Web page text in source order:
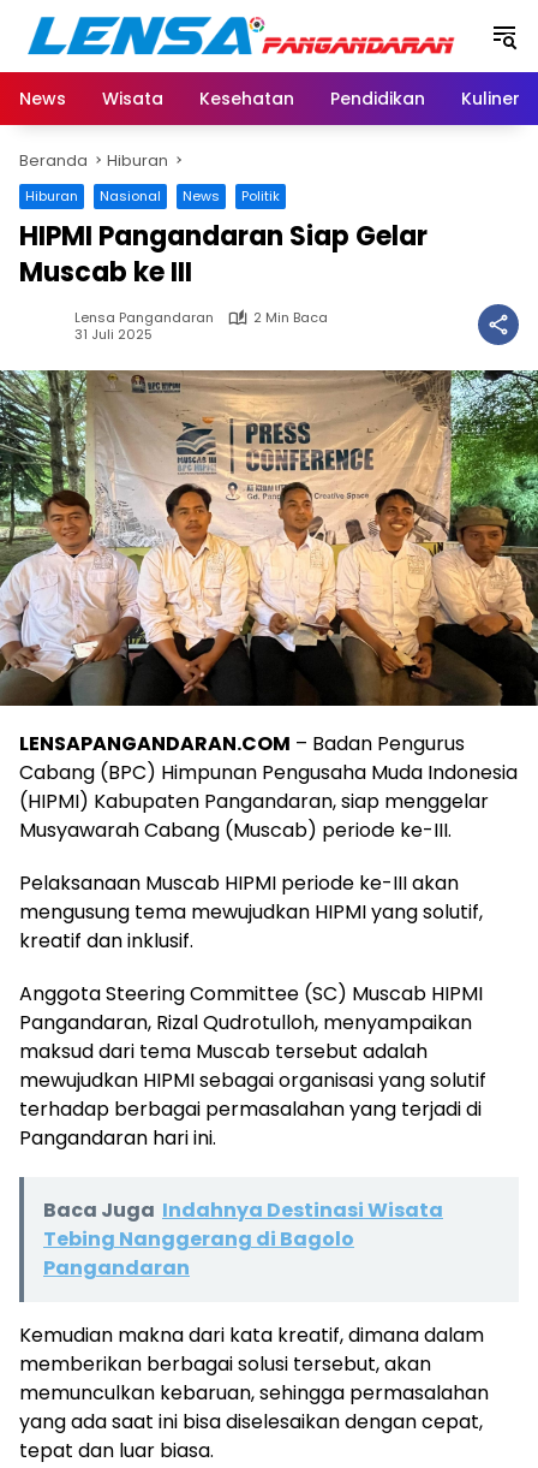
Langsung
konten
News
Wisata Kesehatan Pendidikan Kuliner
Beranda Hiburan
Hiburan Nasional News Politik
HIPMI Pangandaran Siap Gelar
Muscab ke III
Lensa Pangandaran
2 Min Baca
31 Juli 2025
LENSAPANGANDARAN.COM – Badan Pengurus
Cabang (BPC) Himpunan Pengusaha Muda Indonesia
(HIPMI) Kabupaten Pangandaran, siap menggelar
Musyawarah Cabang (Muscab) periode ke-III.
Pelaksanaan Muscab HIPMI periode ke-III akan
mengusung tema mewujudkan HIPMI yang solutif,
kreatif dan inklusif.
Anggota Steering Committee (SC) Muscab HIPMI
Pangandaran, Rizal Qudrotulloh, menyampaikan
maksud dari tema Muscab tersebut adalah
mewujudkan HIPMI sebagai organisasi yang solutif
terhadap berbagai permasalahan yang terjadi di
Pangandaran hari ini.
Baca Juga Indahnya Destinasi Wisata
Tebing Nanggerang di Bagolo
Pangandaran
Kemudian makna dari kata kreatif, dimana dalam
memberikan berbagai solusi tersebut, akan
memunculkan kebaruan, sehingga permasalahan
yang ada saat ini bisa diselesaikan dengan cepat,
tepat dan luar biasa.